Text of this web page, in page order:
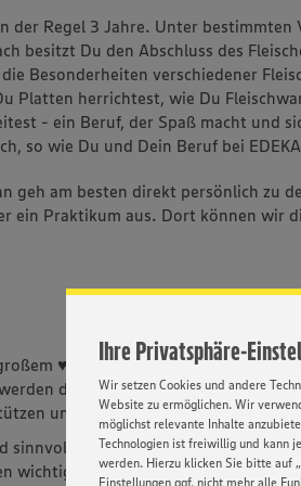
Ihre Privatsphäre-
Wir setzen Cookies und andere
Website zu ermöglichen. Wir
möglichst relevante Inhalte
Technologien ist freiwillig und kann
werden. Hierzu klicken Sie bitte auf
Einstellungen ggf. nicht mehr alle
der Regel 3 Jahre. Unter bestimmten
besitzt Du den Abschluss des
Besonderheiten verschiedener
Platten herrichtest, wie Du
- ein Beruf, der Spaß macht und
so wie Du und Dein Beruf bei
geh am besten direkt persönlich zu
ein Praktikum aus. Dort können wir
♥ – Wir sind einer der größten
dich mit unserer Expertise in
und fördern – bei uns wirst du
sinnvoller Arbeitsplatz - Du
wichtigen Beitrag zur Gesellschaft;